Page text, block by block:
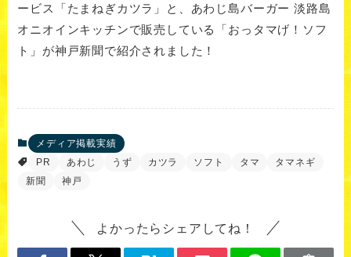
ービス「たまねぎカツラ」と、あわじ島バーガー 淡路島
オニオインキッチンで販売している「おっタマげ！ソフ
ト」が神戸新聞で紹介されました！
メディア掲載実績
PR
あわじ うず カツラ ソフト タマ
タマネギ
新聞
神戸
よかったらシェアしてね！